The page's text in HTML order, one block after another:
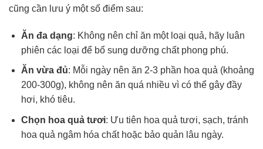
cũng cần lưu ý một số điểm sau:
Ăn đa dạng: Không nên chỉ ăn một loại quả, hãy luân
phiên các loại để bổ sung dưỡng chất phong phú.
Ăn vừa đủ: Mỗi ngày nên ăn 2-3 phần hoa quả (khoảng
200-300g), không nên ăn quá nhiều vì có thể gây đầy
hơi, khó tiêu.
Chọn hoa quả tươi: Ưu tiên hoa quả tươi, sạch, tránh
hoa quả ngâm hóa chất hoặc bảo quản lâu ngày.